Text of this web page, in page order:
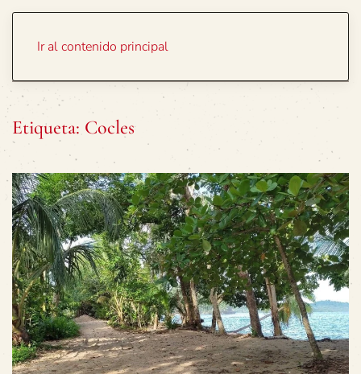
Ir al contenido principal
Etiqueta: Cocles